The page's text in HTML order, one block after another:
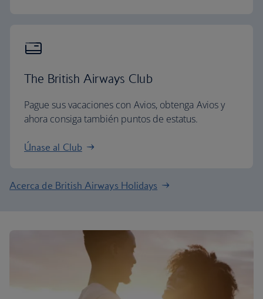
The British Airways Club
Pague sus vacaciones con Avios, obtenga Avios y
ahora consiga también puntos de estatus.
Únase al Club
Acerca de British Airways Holidays